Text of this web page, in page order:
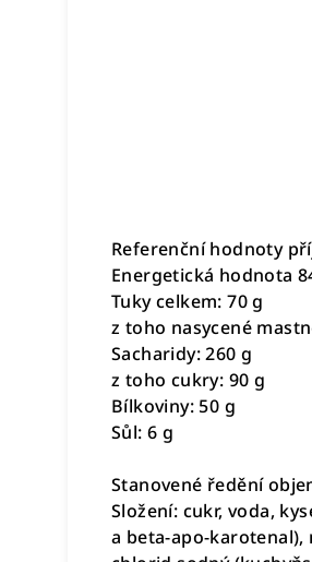
Referenční hodnoty
Energetická hodnota
Tuky celkem: 70 g
z toho nasycené
Sacharidy: 260 g
z toho cukry: 90 g
Bílkoviny: 50 g
Sůl: 6 g
Stanovené ředění
Složení: cukr, voda,
a beta-apo-